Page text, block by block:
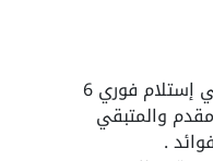
المرحلة الأولى والثانية وهي إستلام فوري 6
25% دفعة مقدم والمتبقي